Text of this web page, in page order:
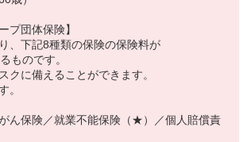
プ団体保険】
、下記8種類の保険の保険料が
ものです。
クに備えることができます。
。
ん保険／就業不能保険（★）／個人賠償責